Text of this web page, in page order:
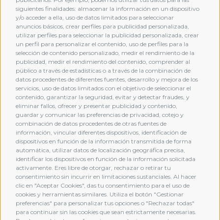
siguientes finalidades: almacenar la información en un dispositivo
y/o acceder a ella, uso de datos limitados para seleccionar
anuncios básicos, crear perfiles para publicidad personalizada,
utilizar perfiles para seleccionar la publicidad personalizada, crear
un perfil para personalizar el contenido, uso de perfiles para la
selección de contenido personalizado, medir el rendimiento de la
publicidad, medir el rendimiento del contenido, comprender al
público a través de estadísticas o a través de la combinación de
datos procedentes de diferentes fuentes, desarrollo y mejora de los
servicios, uso de datos limitados con el objetivo de seleccionar el
contenido, garantizar la seguridad, evitar y detectar fraudes, y
eliminar fallos, ofrecer y presentar publicidad y contenido,
guardar y comunicar las preferencias de privacidad, cotejo y
combinación de datos procedentes de otras fuentes de
información, vincular diferentes dispositivos, identificación de
dispositivos en función de la información transmitida de forma
automática, utilizar datos de localización geográfica precisa,
identificar los dispositivos en función de la información solicitada
activamente. Eres libre de otorgar, rechazar o retirar tu
consentimiento sin incurrir en limitaciones sustanciales. Al hacer
clic en "Aceptar Cookies", das tu consentimiento para el uso de
cookies y herramientas similares. Utiliza el botón "Gestionar
preferencias" para personalizar tus opciones o "Rechazar todas"
para continuar sin las cookies que sean estrictamente necesarias.
MEMBERSHIP